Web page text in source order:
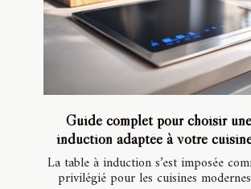
Guide complet pour choisir
induction adaptée à votre
La table à induction s’est imposée
privilégié pour les cuisines